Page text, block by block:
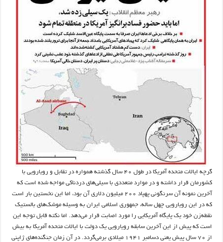
گرچه ایالات متحده آمریکا در طول ۴۰ سال گذشته همواره در تقابل و رویارویی با
کشورمان قرار داشته و در موارد متعددی با سیلی‌های دردناکی مواجه شده است که
آخرین نمونه آن سرنگونی پهپاد ۲۰۰ میلیون دلاری آن بود، اما این نخستین بار است
که در این رویارویی چهل ساله، جمهوری اسلامی ایران به وسیله موشک‌های بالستیک
نقطه‌زن خود یک پایگاه آمریکایی را مورد اصابت قرار می‌دهد. اما نکته قابل توجه این
است که پیش از این آخرین سابقه رویارویی یک دولت با ایالات متحده آمریکا به بیش
از ۷۰ سال پیش یعنی دسامبر ۱۹۴۱ میلادی برمی‌گردد. در آن زمان جنگنده‌های ژاپنی